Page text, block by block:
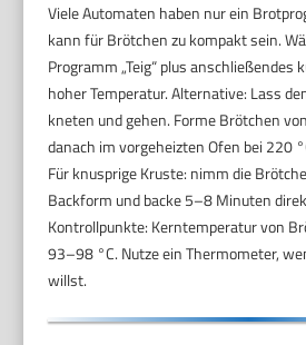
Viele Automaten haben nur ein
kann für Brötchen zu kompakt sein.
Programm „Teig“ plus anschließendes
hoher Temperatur. Alternative: Lass
kneten und gehen. Forme Brötchen
danach im vorgeheizten Ofen bei 220
Für knusprige Kruste: nimm die
Backform und backe 5–8 Minuten
Kontrollpunkte: Kerntemperatur von
93–98 °C. Nutze ein Thermometer,
willst.